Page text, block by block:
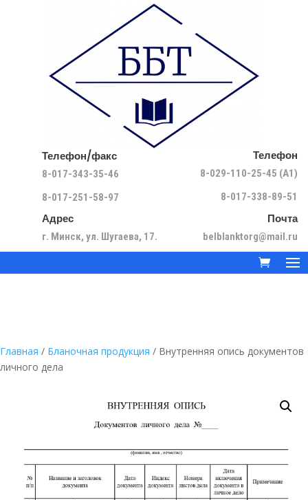
Телефон
8-029-110-25-45 (A1)
8-017-338-89-51
Телефон/факс
8-017-343-35-46
8-017-251-58-97
Почта
belblanktorg@mail.ru
Адрес
г. Минск, ул. Шугаева, 17.
Главная / Бланочная продукция / Внутренняя опись документов
личного дела